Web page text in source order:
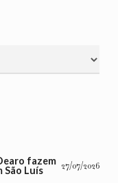
fazem
São Luís
27/07/2026